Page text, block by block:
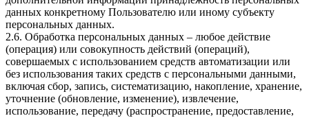
данных конкретному Пользователю или иному субъекту
персональных данных.
2.6. Обработка персональных данных – любое действие
(операция) или совокупность действий (операций),
совершаемых с использованием средств автоматизации или
без использования таких средств с персональными данными,
включая сбор, запись, систематизацию, накопление, хранение,
уточнение (обновление, изменение), извлечение,
использование, передачу (распространение, предоставление,